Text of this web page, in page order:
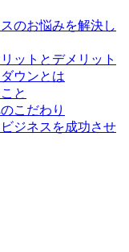
のお悩みを解決し
ットとデメリット
ウンとは
と
こだわり
ジネスを成功させ